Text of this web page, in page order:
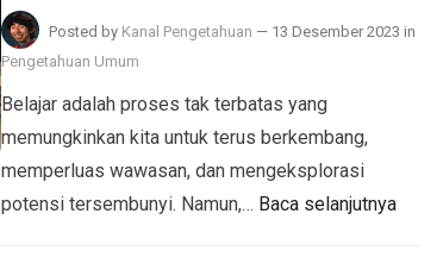
Posted by Kanal Pengetahuan — 13 Desember 2023 in
Pengetahuan Umum
Belajar adalah proses tak terbatas yang
memungkinkan kita untuk terus berkembang,
memperluas wawasan, dan mengeksplorasi
potensi tersembunyi. Namun,… Baca selanjutnya